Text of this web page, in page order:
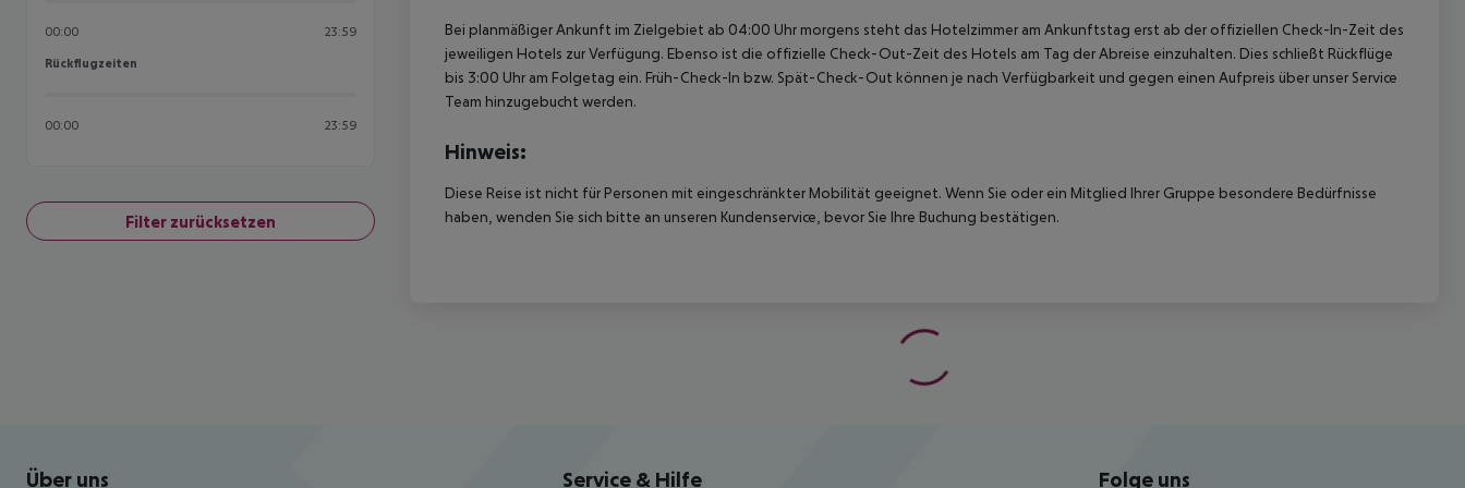
00:00 23:59
Rückflugzeiten
Rückflugzeiten
00:00 23:59
Filter zurücksetzen
Bei planmäßiger Ankunft im Zielgebiet ab 04:00 Uhr morgens steht das Hotelzimmer am Ankunftstag erst ab der offiziellen Check-In-Zeit des
jeweiligen Hotels zur Verfügung. Ebenso ist die offizielle Check-Out-Zeit des Hotels am Tag der Abreise einzuhalten. Dies schließt Rückflüge
bis 3:00 Uhr am Folgetag ein. Früh-Check-In bzw. Spät-Check-Out können je nach Verfügbarkeit und gegen einen Aufpreis über unser Service
Team hinzugebucht werden.
Hinweis:
Diese Reise ist nicht für Personen mit eingeschränkter Mobilität geeignet. Wenn Sie oder ein Mitglied Ihrer Gruppe besondere Bedürfnisse
haben, wenden Sie sich bitte an unseren Kundenservice, bevor Sie Ihre Buchung bestätigen.
Footer navigation
Über uns Service & Hilfe Folge uns